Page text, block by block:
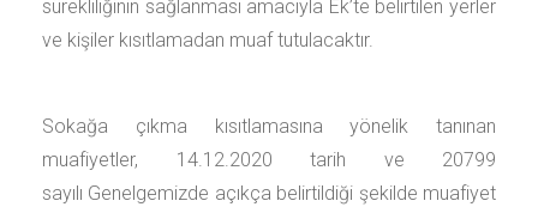
sürekliliğinin sağlanması amacıyla Ek’te belirtilen yerler
ve kişiler kısıtlamadan muaf tutulacaktır.
Sokağa çıkma kısıtlamasına yönelik tanınan
muafiyetler, 14.12.2020 tarih ve 20799
sayılı Genelgemizde açıkça belirtildiği şekilde muafiyet